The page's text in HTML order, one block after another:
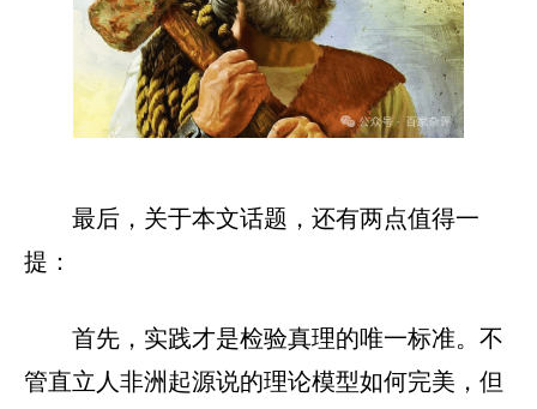
最后，关于本文话题，还有两点值得一
提：
首先，实践才是检验真理的唯一标准。不
管直立人非洲起源说的理论模型如何完美，但